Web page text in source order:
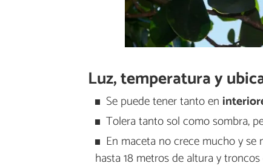
Luz, temperatura y
Se puede tener tanto en
Tolera tanto sol como sombra,
En maceta no crece mucho y
hasta 18 metros de altura y